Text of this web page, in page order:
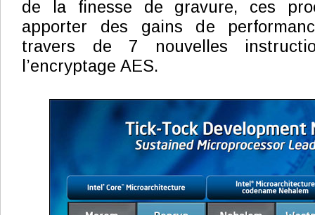
de la finesse de gravure, ces
apporter des gains de
travers de 7 nouvelles
l’encryptage AES.